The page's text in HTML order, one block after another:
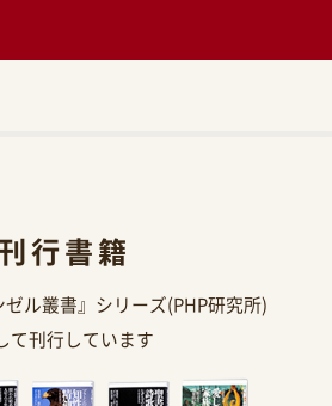
行書籍
ル叢書』シリーズ(PHP研究所)
て刊行しています